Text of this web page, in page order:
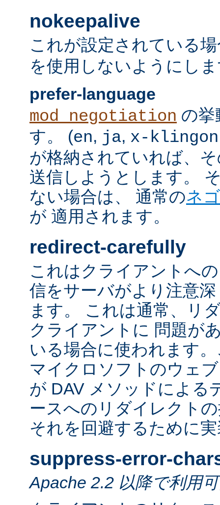
nokeepalive
これが設定されている
を使用しないようにし
prefer-language
mod_negotiation の挙
す。 (en, ja, x-klingon
が格納されていれば、
送信しようとします。
ない場合は、 通常のネ
が 適用されます。
redirect-carefully
これはクライアントへ
信をサーバがより注意
ます。 これは通常、リ
クライアントに 問題が
いる場合に使われます
マイクロソフトのウェ
が DAV メソッドによる
ースへのリダイレクト
それを回避するために
suppress-error-
Apache 2.2 以降で利用